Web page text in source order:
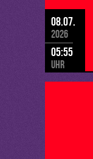
08.07.
2026
05:55
Uhr